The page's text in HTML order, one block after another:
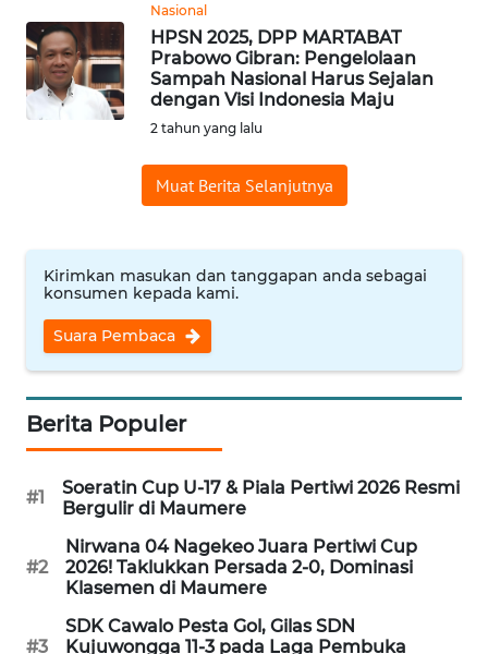
Nasional
HPSN 2025, DPP MARTABAT
Prabowo Gibran: Pengelolaan
Sampah Nasional Harus Sejalan
dengan Visi Indonesia Maju
2 tahun yang lalu
Muat Berita Selanjutnya
Kirimkan masukan dan tanggapan anda sebagai
konsumen kepada kami.
Suara Pembaca
Berita Populer
#1
Soeratin Cup U-17 & Piala Pertiwi 2026 Resmi
Bergulir di Maumere
#2
Nirwana 04 Nagekeo Juara Pertiwi Cup
2026! Taklukkan Persada 2-0, Dominasi
Klasemen di Maumere
#3
SDK Cawalo Pesta Gol, Gilas SDN
Kujuwongga 11-3 pada Laga Pembuka
WN
SERAMBI
WN
JAMBI
NTB
WN
WN
SULBAR
WN
WN